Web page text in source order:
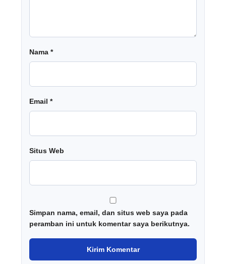
Nama *
Email *
Situs Web
Simpan nama, email, dan situs web saya pada
peramban ini untuk komentar saya berikutnya.